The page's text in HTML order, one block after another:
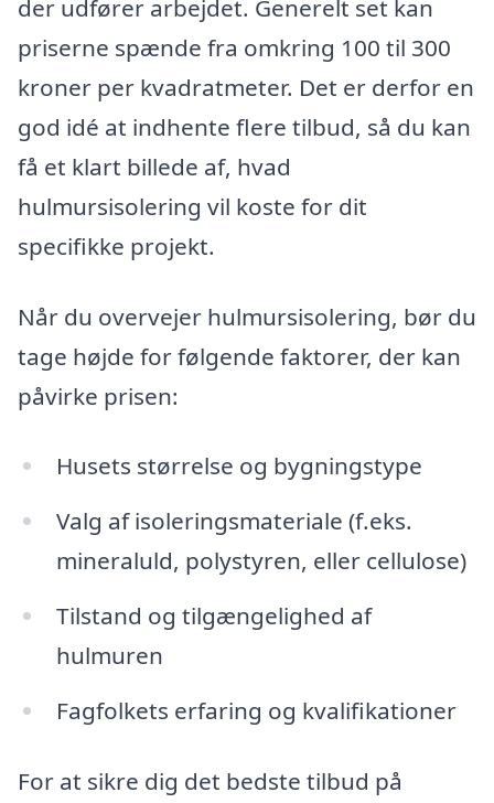
der udfører arbejdet. Generelt set kan
priserne spænde fra omkring 100 til 300
kroner per kvadratmeter. Det er derfor en
god idé at indhente flere tilbud, så du kan
få et klart billede af, hvad
hulmursisolering vil koste for dit
specifikke projekt.
Når du overvejer hulmursisolering, bør du
tage højde for følgende faktorer, der kan
påvirke prisen:
Husets størrelse og bygningstype
Valg af isoleringsmateriale (f.eks.
mineraluld, polystyren, eller cellulose)
Tilstand og tilgængelighed af
hulmuren
Fagfolkets erfaring og kvalifikationer
For at sikre dig det bedste tilbud på